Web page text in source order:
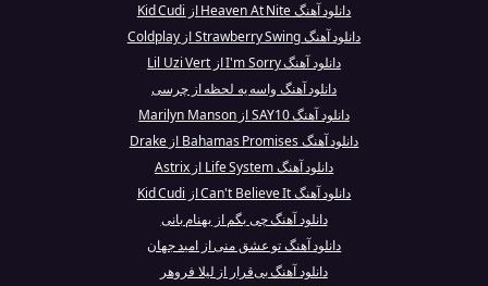
دانلود آهنگ Heaven At Nite از Kid Cudi
دانلود آهنگ Strawberry Swing از Coldplay
دانلود آهنگ I'm Sorry از Lil Uzi Vert
دانلود آهنگ واسه یه لحظه از چرسی
دانلود آهنگ SAY10 از Marilyn Manson
دانلود آهنگ Bahamas Promises از Drake
دانلود آهنگ Life System از Astrix
دانلود آهنگ Can't Believe It از Kid Cudi
دانلود آهنگ چی بگم از بهنام بانی
دانلود آهنگ تو عشق منی از امید جهان
دانلود آهنگ بی‌قرار از لیلا فروهر